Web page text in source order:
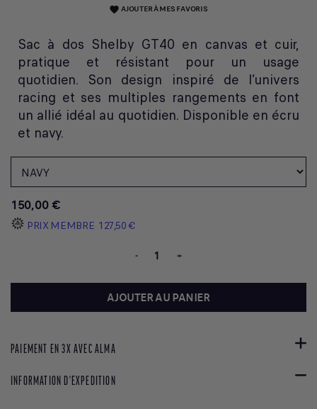
favorite AJOUTER À MES FAVORIS
Sac à dos Shelby GT40 en canvas et cuir,
pratique et résistant pour un usage
quotidien. Son design inspiré de l’univers
racing et ses multiples rangements en font
un allié idéal au quotidien. Disponible en écru
et navy.
150,00 €
PRIX MEMBRE 127,50 €
- +
AJOUTER AU PANIER
PAIEMENT EN 3X AVEC ALMA
INFORMATION D'EXPEDITION